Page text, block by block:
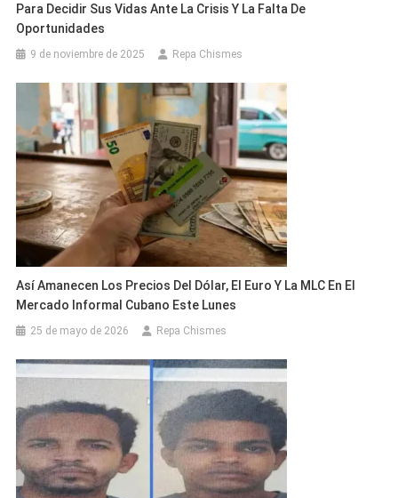
Para Decidir Sus Vidas Ante La Crisis Y La Falta De
Oportunidades
9 de noviembre de 2025 Repa Chismes
Así Amanecen Los Precios Del Dólar, El Euro Y La MLC En El
Mercado Informal Cubano Este Lunes
25 de mayo de 2026 Repa Chismes